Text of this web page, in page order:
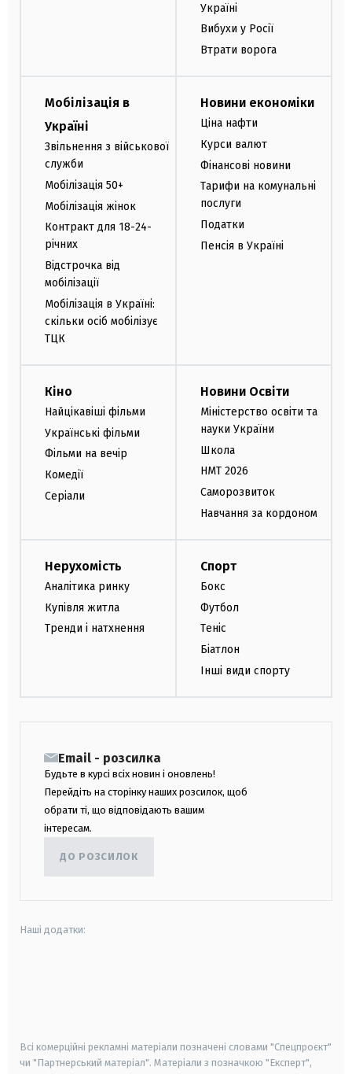
Україні
Вибухи у Росії
Втрати ворога
Мобілізація в
Україні
Звільнення з військової
служби
Мобілізація 50+
Мобілізація жінок
Контракт для 18-24-
річних
Відстрочка від
мобілізації
Мобілізація в Україні:
скільки осіб мобілізує
ТЦК
Новини економіки
Ціна нафти
Курси валют
Фінансові новини
Тарифи на комунальні
послуги
Податки
Пенсія в Україні
Кіно
Найцікавіші фільми
Українські фільми
Фільми на вечір
Комедії
Серіали
Новини Освіти
Міністерство освіти та
науки України
Школа
НМТ 2026
Саморозвиток
Навчання за кордоном
Нерухомість
Аналітика ринку
Купівля житла
Тренди і натхнення
Спорт
Бокс
Футбол
Теніс
Біатлон
Інші види спорту
Email - розсилка
Будьте в курсі всіх новин і оновлень!
Перейдіть на сторінку наших розсилок, щоб
обрати ті, що відповідають вашим
інтересам.
ДО РОЗСИЛОК
Наші додатки:
Всі комерційні рекламні матеріали позначені словами "Спецпроєкт"
чи "Партнерський матеріал". Матеріали з позначкою "Експерт",